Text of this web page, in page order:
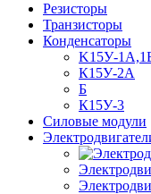
Резисторы
Транзисторы
Конденсаторы
K15У-
К15У-2А
Б
К15У-3
Силовые модули